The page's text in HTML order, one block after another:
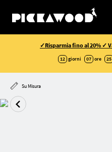
✓Risparmia fino al 20% ✓
12 giorni 07 ore 25
Su Misura